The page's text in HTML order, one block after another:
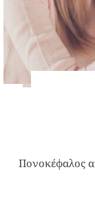
Πονοκέφαλος